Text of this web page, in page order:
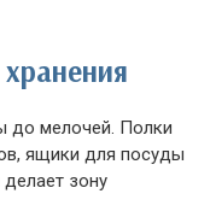
до мелочей. Полки
ящики для посуды
зону